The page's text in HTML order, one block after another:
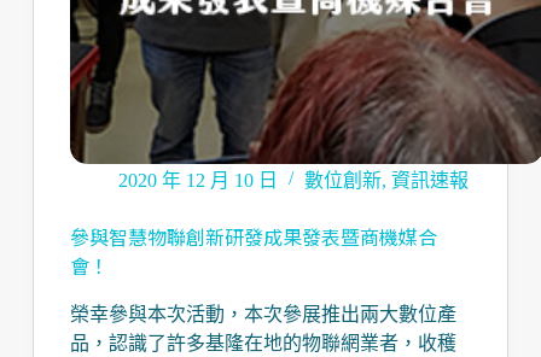
2020 年 12 月 10 日 數位創新, 資訊速報
參與智慧物聯創新研發成果發表暨商機媒合
會！
榮幸參與本次活動，本次參展推出兩大數位產
品，認識了許多基隆在地的物聯網業者，收穫